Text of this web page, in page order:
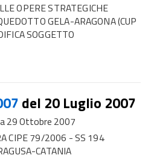
OPERE STRATEGICHE
GELA-ARAGONA (CUP
SOGGETTO
del 20 Luglio 2007
29 Ottobre 2007
CIPE 79/2006 - SS 194
CATANIA